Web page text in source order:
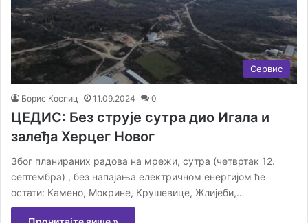
Сервис
Борис Коспиц 11.09.2024 0
ЦЕДИС: Без струје сутра дио Игала и
залеђа Херцег Новог
Због планираних радова на мрежи, сутра (четвртак 12.
септембра) , без напајања електричном енергијом ће
остати: Камено, Мокрине, Крушевице, Жлијеби,…